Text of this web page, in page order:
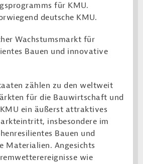
für KMU.
deutsche KMU.
Wachstumsmarkt für
Bauen und innovative
zählen zu den weltweit
für die Bauwirtschaft und
ein äußerst attraktives
insbesondere im
Bauen und
Materialien. Angesichts
wie